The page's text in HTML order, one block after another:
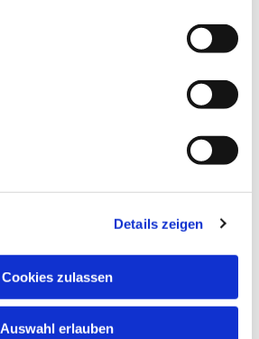
Details zeigen
Cookies zulassen
Auswahl erlauben